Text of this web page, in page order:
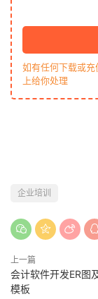
如有任何下载或
上给你处理
企业培训
上一篇
会计软件开发ER图
模板